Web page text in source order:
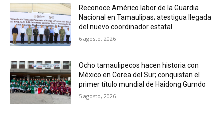
Reconoce Américo labor de la Guardia
Nacional en Tamaulipas; atestigua llegada
del nuevo coordinador estatal
6 agosto, 2026
Ocho tamaulipecos hacen historia con
México en Corea del Sur; conquistan el
primer título mundial de Haidong Gumdo
5 agosto, 2026